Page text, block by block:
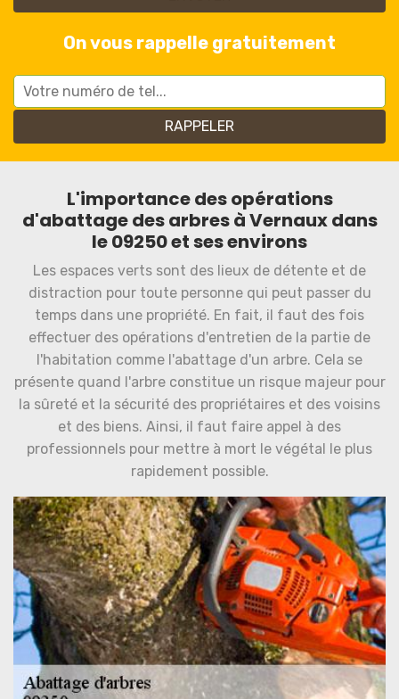
On vous rappelle gratuitement
L'importance des opérations
d'abattage des arbres à Vernaux dans
le 09250 et ses environs
Les espaces verts sont des lieux de détente et de
distraction pour toute personne qui peut passer du
temps dans une propriété. En fait, il faut des fois
effectuer des opérations d'entretien de la partie de
l'habitation comme l'abattage d'un arbre. Cela se
présente quand l'arbre constitue un risque majeur pour
la sûreté et la sécurité des propriétaires et des voisins
et des biens. Ainsi, il faut faire appel à des
professionnels pour mettre à mort le végétal le plus
rapidement possible.